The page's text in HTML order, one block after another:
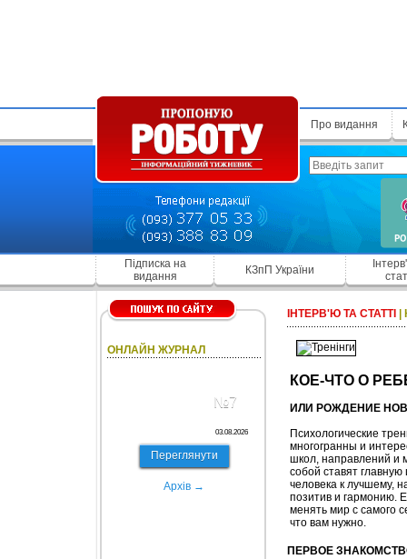
Про видання
Підписка на
видання
КЗпП України
ОНЛАЙН ЖУРНАЛ
№7
03.08.2026
Переглянути
Архів →
ІНТЕРВ'Ю ТА СТАТТІ
КОЕ-ЧТО О
ИЛИ РОЖДЕНИЕ
Психологические
многогранны и
школ, направлений и
собой ставят
человека к лучшему,
позитив и гармонию.
менять мир с самого
что вам нужно.
ПЕРВОЕ